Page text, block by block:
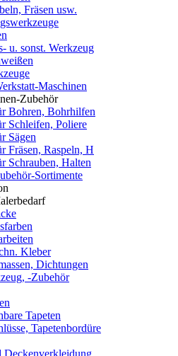
Fräsen usw.
u. sonst. Werkzeug
Maschinen
Zubehör
Bohren, Bohrhilfen
Schleifen, Poliere
Sägen
Fräsen, Raspeln, H
Schrauben, Halten
Sortimente
Kleber
Dichtungen
-Zubehör
Tapeten
Tapetenbordüre
Deckenverkleidung